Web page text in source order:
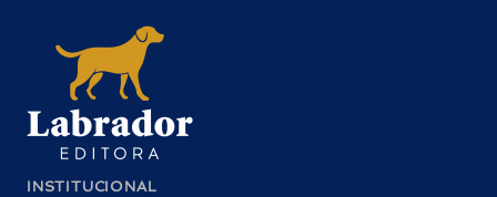
INSTITUCIONAL